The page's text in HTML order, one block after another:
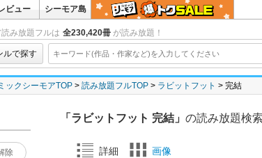
ビュー シーモア島
み放題フルは 全230,420冊 が読み放題！
ルで探す
ックシーモアTOP 読み放題フルTOP ラビットフット 完結
除
「ラビットフット 完結」 の読み放題検
詳細 画像